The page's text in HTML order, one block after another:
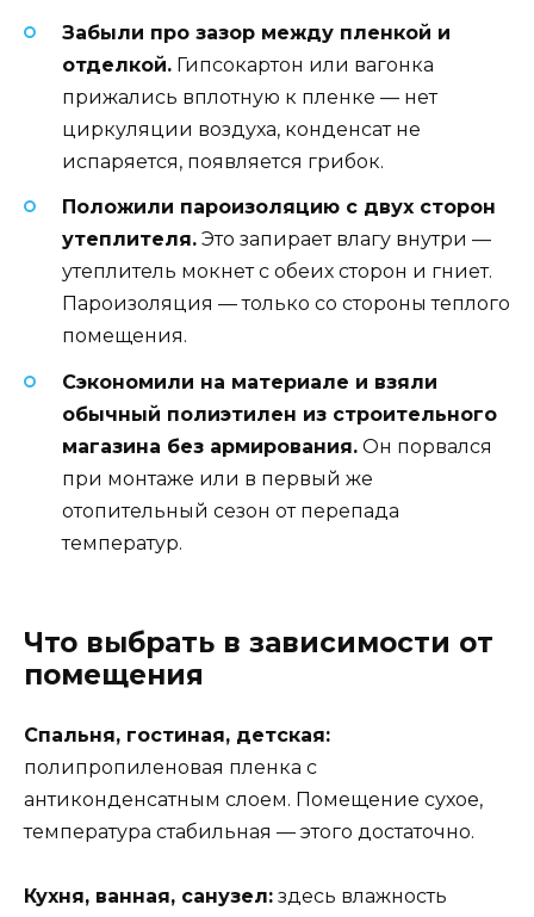
Забыли про зазор между пленкой и
отделкой. Гипсокартон или вагонка
прижались вплотную к пленке — нет
циркуляции воздуха, конденсат не
испаряется, появляется грибок.
Положили пароизоляцию с двух сторон
утеплителя. Это запирает влагу внутри —
утеплитель мокнет с обеих сторон и гниет.
Пароизоляция — только со стороны теплого
помещения.
Сэкономили на материале и взяли
обычный полиэтилен из строительного
магазина без армирования. Он порвался
при монтаже или в первый же
отопительный сезон от перепада
температур.
Что выбрать в зависимости от
помещения
Спальня, гостиная, детская:
полипропиленовая пленка с
антиконденсатным слоем. Помещение сухое,
температура стабильная — этого достаточно.
Кухня, ванная, санузел: здесь влажность